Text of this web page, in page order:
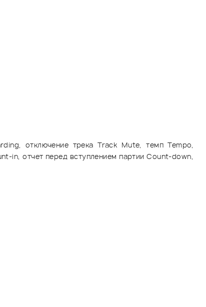
отключение трека Track Mute, темп Tempo,
in, отчет перед вступлением партии Count-down,